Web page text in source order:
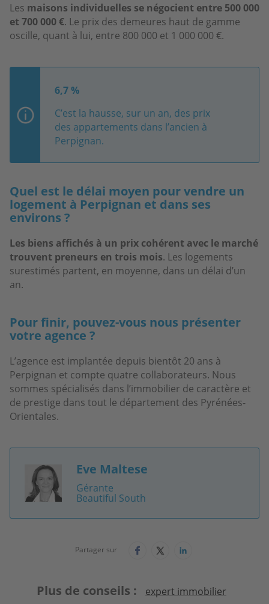
Les maisons individuelles se négocient entre 500 000
et 700 000 €. Le prix des demeures haut de gamme
oscille, quant à lui, entre 800 000 et 1 000 000 €.
6,7 %
C’est la hausse, sur un an, des prix
des appartements dans l’ancien à
Perpignan.
Quel est le délai moyen pour vendre un
logement à Perpignan et dans ses
environs ?
Les biens affichés à un prix cohérent avec le marché
trouvent preneurs en trois mois. Les logements
surestimés partent, en moyenne, dans un délai d’un
an.
Pour finir, pouvez-vous nous présenter
votre agence ?
L’agence est implantée depuis bientôt 20 ans à
Perpignan et compte quatre collaborateurs. Nous
sommes spécialisés dans l’immobilier de caractère et
de prestige dans tout le département des Pyrénées-
Orientales.
Image Eve Maltese
Gérante
Beautiful South
Partager sur
Plus de conseils expert immobilier